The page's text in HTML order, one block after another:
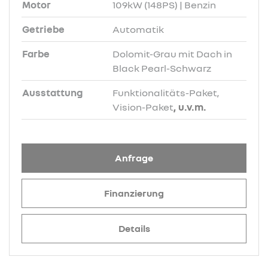
Motor 109kW (148PS) | Benzin
Getriebe Automatik
Farbe
Dolomit-Grau mit Dach in
Black Pearl-Schwarz
Ausstattung
Funktionalitäts-Paket,
Vision-Paket, u.v.m.
Anfrage
Finanzierung
Details